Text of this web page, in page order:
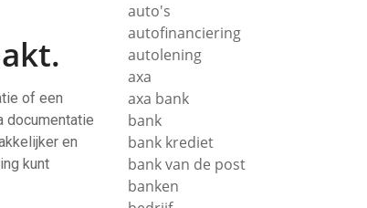
of een
documentatie
en
kunt
auto's
autofinanciering
autolening
axa
axa bank
bank
bank krediet
bank van de post
banken